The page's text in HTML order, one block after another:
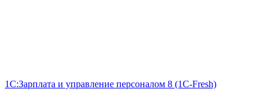
1С:Зарплата и управление персоналом 8 (1С-Fresh)